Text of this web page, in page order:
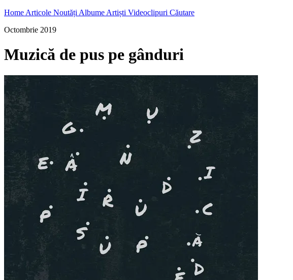
Home Articole Noutăți Albume Artiști Videoclipuri Căutare
Octombrie 2019
Muzică de pus pe gânduri
Pagina externă
Pagina externă
Pagina externă
Pagina externă
OG
Alți artiști pe acest album